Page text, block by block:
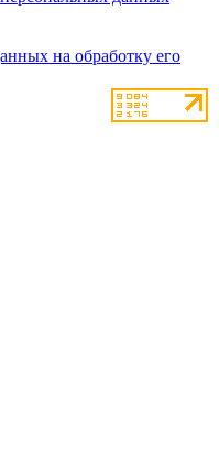
на обработку его